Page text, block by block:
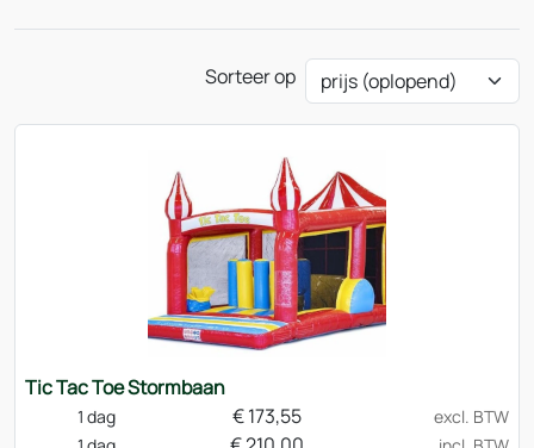
Sorteer op
Tic Tac Toe Stormbaan
1 dag €173,55
excl. BTW